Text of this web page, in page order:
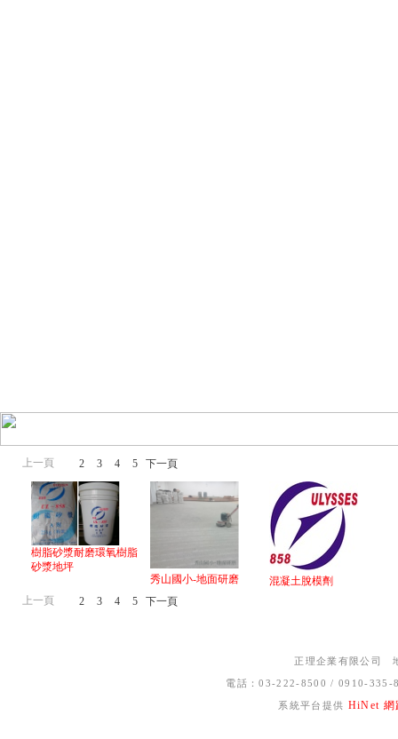
上一頁 2 3 4 5 下一頁
樹脂砂漿耐磨環氧樹脂
砂漿地坪
秀山國小-地面研磨
混凝土脫模劑
上一頁
2 3 4 5 下一頁
正理企業有限公司
電話：03-222-8500 / 0910-
系統平台提供 HiNet 網